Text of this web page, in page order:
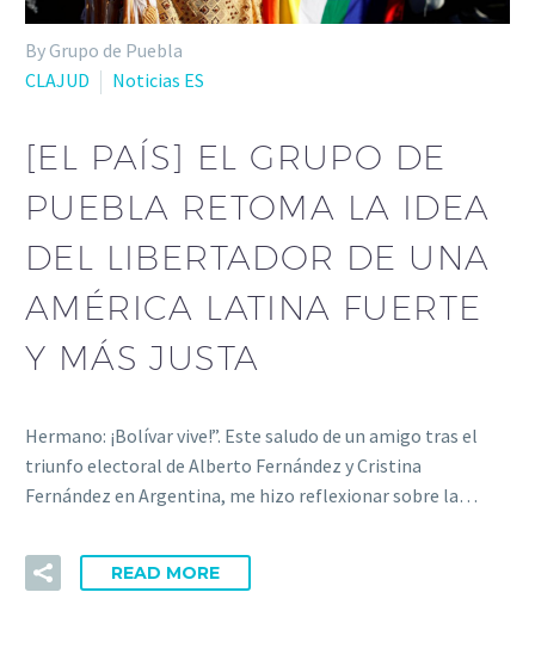
By Grupo de Puebla
CLAJUD
Noticias ES
[EL PAÍS] EL GRUPO DE
PUEBLA RETOMA LA IDEA
DEL LIBERTADOR DE UNA
AMÉRICA LATINA FUERTE
Y MÁS JUSTA
Hermano: ¡Bolívar vive!”. Este saludo de un amigo tras el
triunfo electoral de Alberto Fernández y Cristina
Fernández en Argentina, me hizo reflexionar sobre la…
READ MORE